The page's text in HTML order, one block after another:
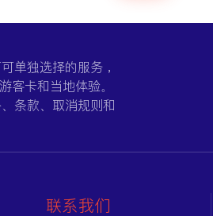
单独选择的服务，
客卡和当地体验。
条款、取消规则和
联系我们